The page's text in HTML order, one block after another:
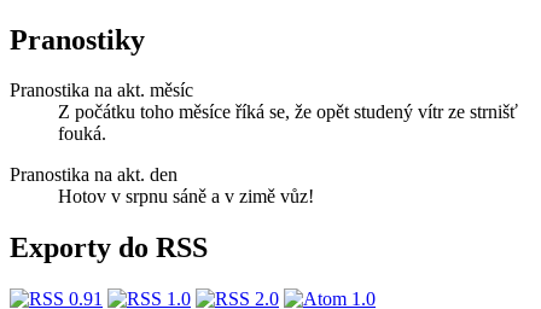
Pranostiky
Pranostika na akt. měsíc
Z počátku toho měsíce říká se, že opět studený vítr ze strnišť
fouká.
Pranostika na akt. den
Hotov v srpnu sáně a v zimě vůz!
Exporty do RSS